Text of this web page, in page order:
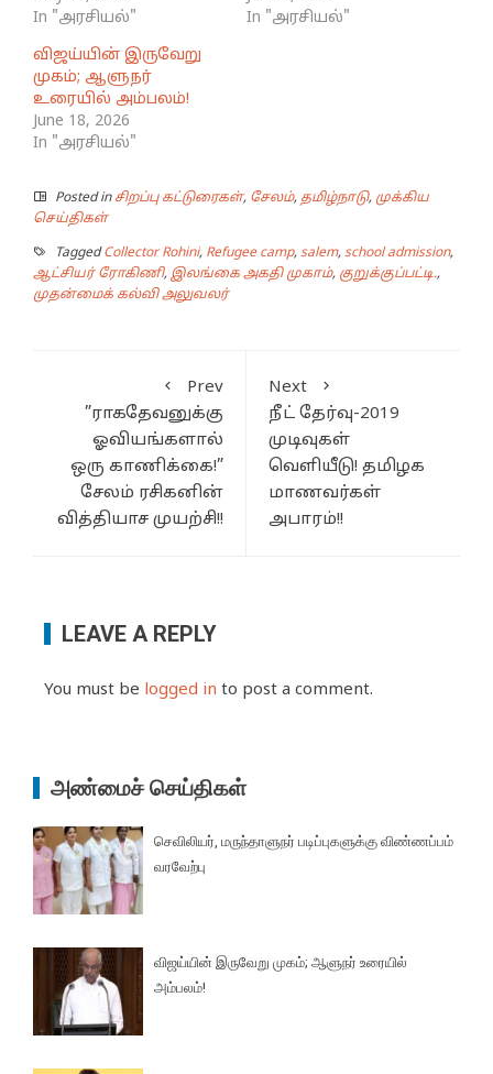
In "அரசியல்"
In "அரசியல்"
விஜய்யின் இருவேறு
முகம்; ஆளுநர்
உரையில் அம்பலம்!
June 18, 2026
In "அரசியல்"
Posted in சிறப்பு கட்டுரைகள், சேலம், தமிழ்நாடு, முக்கிய
செய்திகள்
TaggedCollector Rohini, Refugee camp, salem, school admission,
ஆட்சியர் ரோகிணி, இலங்கை அகதி முகாம், குறுக்குப்பட்டி.,
முதன்மைக் கல்வி அலுவலர்
Prev
”ராகதேவனுக்கு
ஓவியங்களால்
ஒரு காணிக்கை!”
சேலம் ரசிகனின்
வித்தியாச முயற்சி!!
Next
நீட் தேர்வு-2019
முடிவுகள்
வெளியீடு! தமிழக
மாணவர்கள்
அபாரம்!!
LEAVE A REPLY
You must be logged in to post a comment.
அண்மைச் செய்திகள்
செவிலியர், மருந்தாளுநர் படிப்புகளுக்கு விண்ணப்பம்
வரவேற்பு
விஜய்யின் இருவேறு முகம்; ஆளுநர் உரையில்
அம்பலம்!